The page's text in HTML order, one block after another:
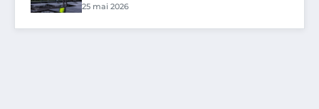
25 mai 2026